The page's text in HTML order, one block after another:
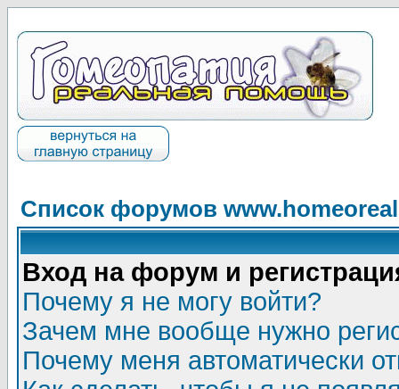
Список форумов
Вход на форум и
Почему я не могу войти?
Зачем мне вообще нужно
Почему меня автоматически